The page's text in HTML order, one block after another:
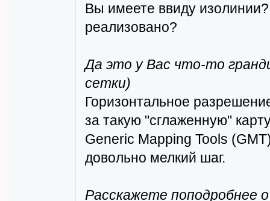
Вы имеете ввиду
реализовано?
Да это у Вас что-то
сетки)
Горизонтальное
за такую "сглаженную"
Generic Mapping Tools
довольно мелкий шаг.
Расскажете поподробнее